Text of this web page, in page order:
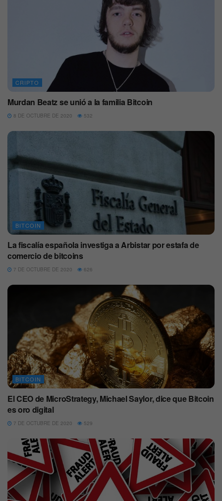
CRIPTO
Murdan Beatz se unió a la familia Bitcoin
8 DE OCTUBRE DE 2020 532
BITCOIN
La fiscalía española investiga a Arbistar por estafa de
comercio de bitcoins
7 DE OCTUBRE DE 2020 626
BITCOIN
El CEO de MicroStrategy, Michael Saylor, dice que Bitcoin
es oro digital
7 DE OCTUBRE DE 2020 529